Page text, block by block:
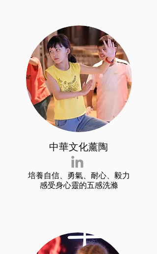
中華文化薰陶
培養自信、勇氣、耐心、毅力
感受身心靈的五感洗滌